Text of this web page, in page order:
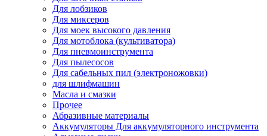
Для лобзиков
Для миксеров
Для моек высокого давления
Для мотоблока (культиватора)
Для пневмоинструмента
Для пылесосов
Для сабельных пил (электроножовки)
для шлифмашин
Масла и смазки
Прочее
Абразивные материалы
Аккумуляторы Для аккумуляторного инструмента